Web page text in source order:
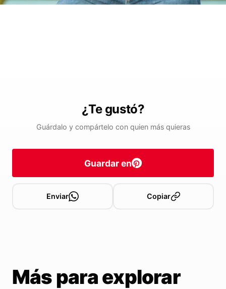
¿Te gustó?
Guárdalo y compártelo con quien más quieras
Guardar en
Enviar Copiar
Más para explorar